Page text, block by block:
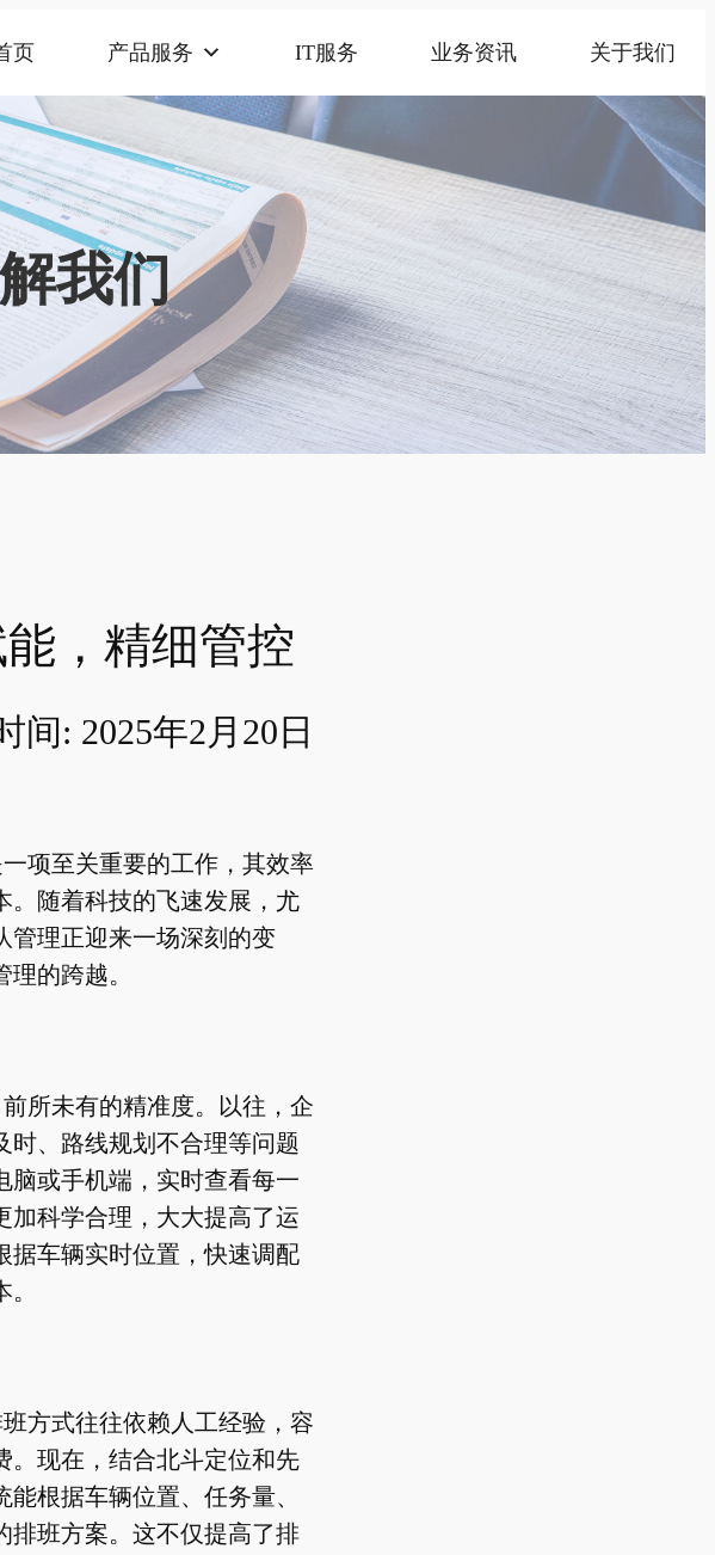
页 产品服务 IT服务 业务资讯 关于我们
我们
，精细管控
间: 2025年2月20日
项至关重要的工作，其效率
。随着科技的飞速发展，尤
管理正迎来一场深刻的变
的跨越。
所未有的精准度。以往，企
时、路线规划不合理等问题
脑或手机端，实时查看每一
加科学合理，大大提高了运
据车辆实时位置，快速调配
方式往往依赖人工经验，容
。现在，结合北斗定位和先
根据车辆位置、任务量、
排班方案。这不仅提高了排